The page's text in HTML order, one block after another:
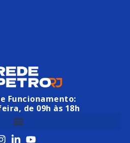
Funcionamento:
de 09h às 18h